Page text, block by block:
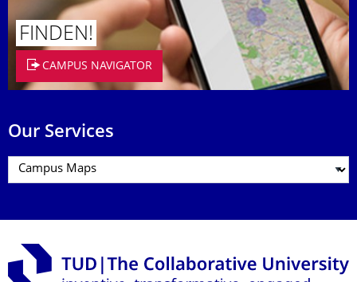
FINDEN!
CAMPUS NAVIGATOR
Our Services